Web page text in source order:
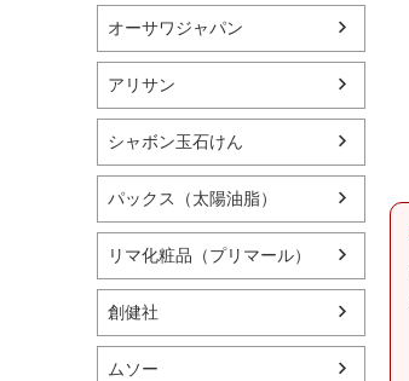
オーサワジャパン
アリサン
シャボン玉石けん
パックス（太陽油脂）
リマ化粧品（プリマール）
創健社
ムソー